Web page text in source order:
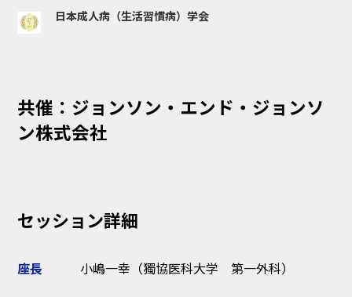
日本成人病（生活習慣病）学会
共催：ジョンソン・エンド・ジョンソ
ン株式会社
セッション詳細
座長 小嶋一幸（獨協医科大学 第一外科）